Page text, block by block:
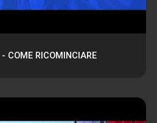
COME RICOMINCIARE